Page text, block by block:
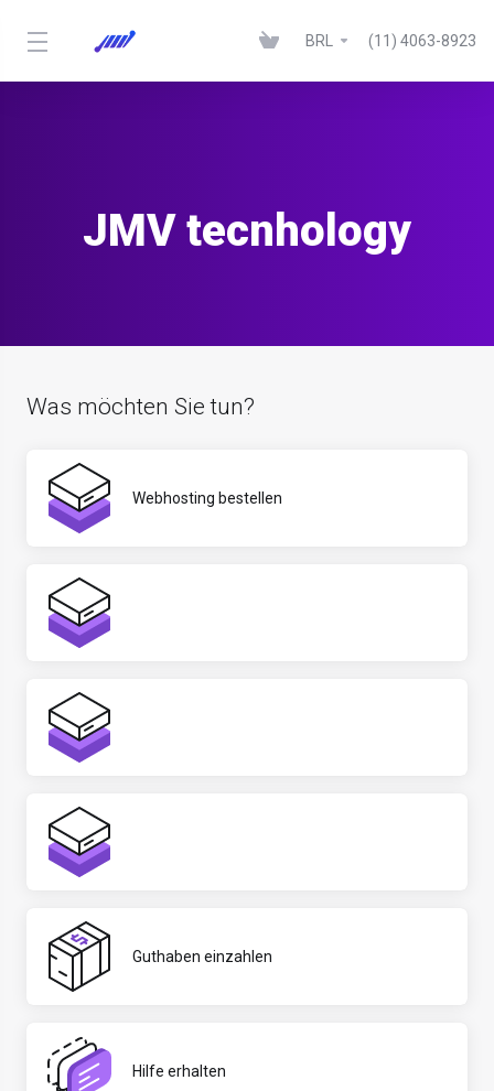
BRL (11) 4063-8923
JMV tecnhology
Was möchten Sie tun?
Webhosting bestellen
Guthaben einzahlen
Hilfe erhalten